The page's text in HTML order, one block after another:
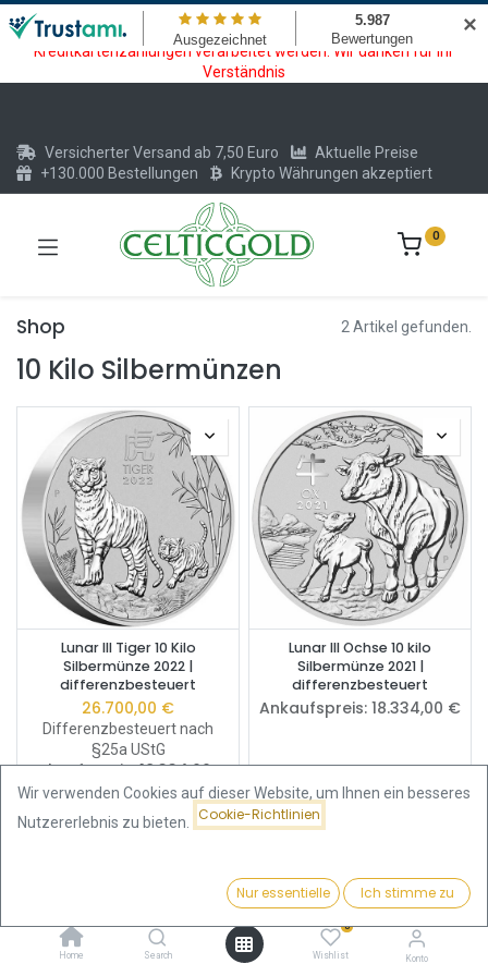
Wartungsarbeiten am Kreditkarten und Krypto Bezahlmodul. In der
Zeit vom 20.07. - 09.08.2026 können keine Krypto oder
Kreditkartenzahlungen verarbeitet werden. Wir danken für Ihr
Verständnis
Beliebteste
Home Search
0
Wishlist Konto
Versicherter Versand ab 7,50 Euro
Aktuelle Preise
+130.000 Bestellungen
Krypto Währungen akzeptiert
0
Shop 2 Artikel gefunden.
10 Kilo Silbermünzen
Lunar III Tiger 10 Kilo
Silbermünze 2022 |
differenzbesteuert
26.700,00 €
Differenzbesteuert nach
§25a UStG
Ankaufspreis:18.334,00€
Lunar III Ochse 10 kilo
Silbermünze 2021 |
differenzbesteuert
Ankaufspreis: 18.334,00 €
10 Kilo Silbermünzen kaufen –
Die Königsklasse der
Wir verwenden Cookies auf dieser Website, um Ihnen ein besseres
Nutzererlebnis zu bieten.
Cookie-Richtlinien
Nur essentielle Ich stimme zu
✕